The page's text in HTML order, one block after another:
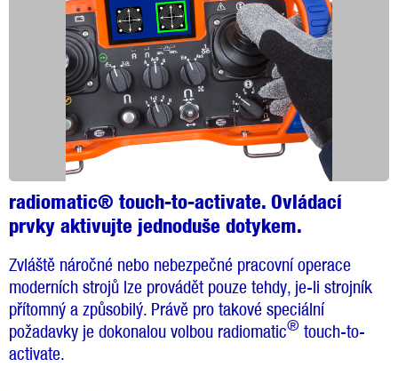
radiomatic® touch-to-activate. Ovládací
prvky aktivujte jednoduše dotykem.
Zvláště náročné nebo nebezpečné pracovní operace
moderních strojů lze provádět pouze tehdy, je-li strojník
přítomný a způsobilý. Právě pro takové speciální
požadavky je dokonalou volbou radiomatic® touch-to-
activate.